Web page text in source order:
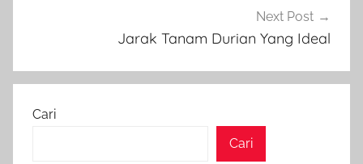
Next Post
Jarak Tanam Durian Yang Ideal
Cari
Cari